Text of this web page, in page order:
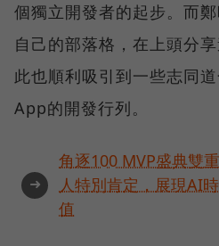
個獨立開發者的起步。而
自己的部落格，在上頭分
此也順利吸引到一些志同
App的開發行列。
➜
角逐100 MVP盛典雙
人特別肯定，展現AI
值